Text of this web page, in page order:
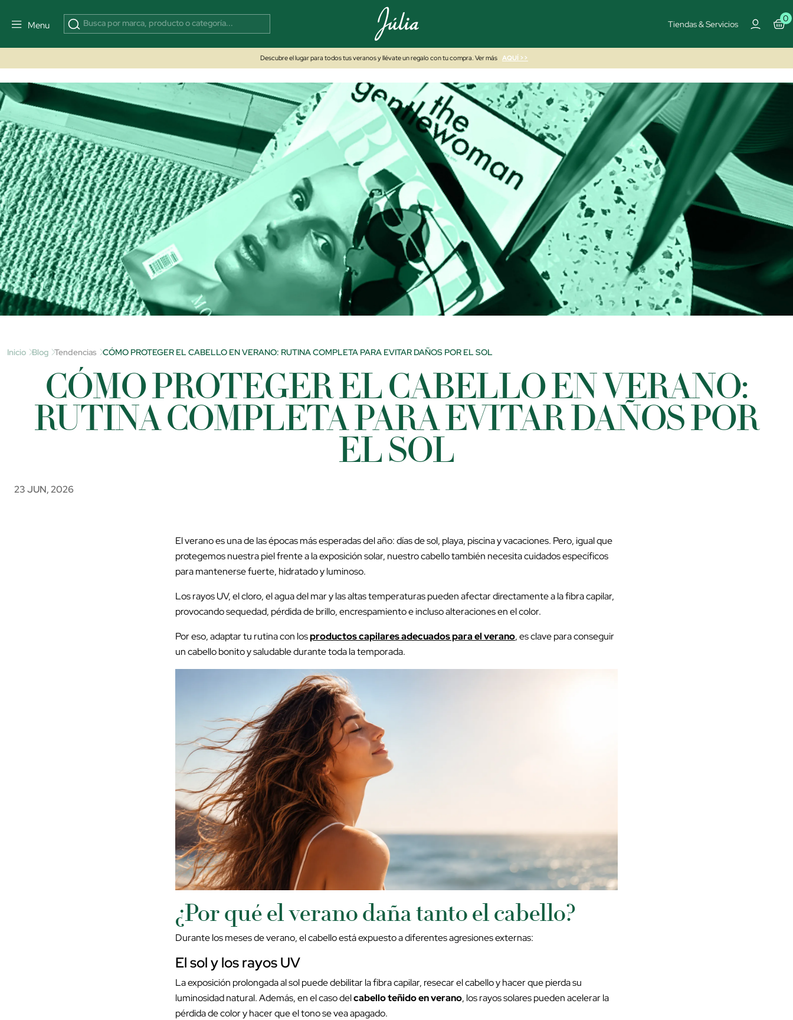
Menu Tiendas & Servicios
0
Descubre el lugar para todos tus veranos y llévate un regalo con tu compra. Ver más AQUÍ >>
Inicio Blog Tendencias CÓMO PROTEGER EL CABELLO EN VERANO: RUTINA COMPLETA PARA EVITAR DAÑOS POR EL SOL
CÓMO PROTEGER EL CABELLO EN VERANO:
RUTINA COMPLETA PARA EVITAR DAÑOS POR
EL SOL
23 JUN, 2026
El verano es una de las épocas más esperadas del año: días de sol, playa, piscina y vacaciones. Pero, igual que
protegemos nuestra piel frente a la exposición solar, nuestro cabello también necesita cuidados específicos
para mantenerse fuerte, hidratado y luminoso.
Los rayos UV, el cloro, el agua del mar y las altas temperaturas pueden afectar directamente a la fibra capilar,
provocando sequedad, pérdida de brillo, encrespamiento e incluso alteraciones en el color.
Por eso, adaptar tu rutina con losproductos capilares adecuados para el verano, es clave para conseguir
un cabello bonito y saludable durante toda la temporada.
¿Por qué el verano daña tanto el cabello?
Durante los meses de verano, el cabello está expuesto a diferentes agresiones externas:
El sol y los rayos UV
La exposición prolongada al sol puede debilitar la fibra capilar, resecar el cabello y hacer que pierda su
luminosidad natural. Además, en el caso delcabello teñido en verano, los rayos solares pueden acelerar la
pérdida de color y hacer que el tono se vea apagado.